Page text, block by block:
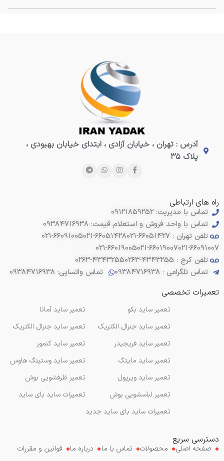
آدرس : تهران ، خیابان آزادی ، ابتدای خیابان بهبودی ،
پلاک ۳۵
راه های ارتباطی
تماس با مدیریت: 09121859252
تماس با واحد فروش و استعلام قیمت: 09384716938
تلفن تهران : 66051427-021
021-66051428
021-66091005
021-66091007
021-66019007
021-66019005
تلفن کرج : 4343255-0263
0263-4343255
تماس تلگرامی : 09384716938
تماس واتساپی: 09384716938
تعمیرات تخصصی
تعمیر ساید آمانا
تعمیر ساید جنرال الکتریک
تعمیر ساید کنمور
تعمیر ساید وستینگ هاوس
تعمیر ظرفشویی بوش
تعمیرات ساید بای ساید
تعمیر ساید بکو
تعمیر ساید جنرال الکتریک
تعمیر ساید فریجیدر
تعمیر ساید مایتگ
تعمیر ساید ویرپول
تعمیر لباسشویی بوش
تعمیرات ساید بای ساید جدید
دسترسی سریع
صفحه اصلی محصولات تماس با ما درباره ما قوانین و مقررات